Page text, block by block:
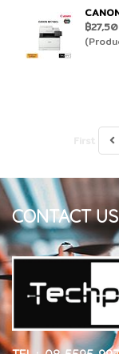
฿
CONTACT US